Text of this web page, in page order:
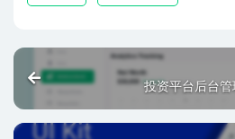
投资平台后台